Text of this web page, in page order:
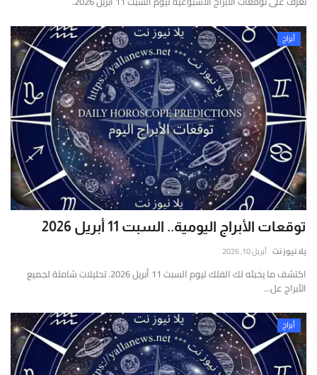
دقيقة
وموثوقة
مستندة
إلى
التحليل
العميق
والتحقق
الفوري
من
المصادر
والأرقام
الحية.
أبراج
توقعات الأبراج اليومية.. السبت 11 أبريل 2026
يلا نيوز نت أبريل 10, 2026
اكتشف ما يخبئه لك الفلك ليوم السبت 11 أبريل 2026. تحليلات شاملة لجميع
الأبراج عل...
أبراج